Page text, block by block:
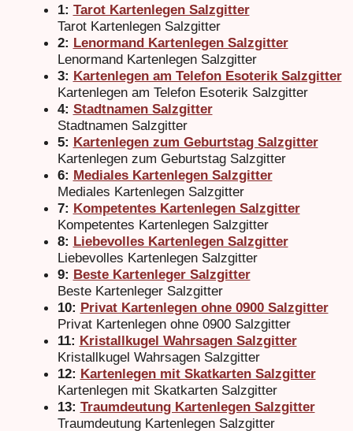
1: Tarot Kartenlegen Salzgitter
Tarot Kartenlegen Salzgitter
2: Lenormand Kartenlegen Salzgitter
Lenormand Kartenlegen Salzgitter
3: Kartenlegen am Telefon Esoterik Salzgitter
Kartenlegen am Telefon Esoterik Salzgitter
4: Stadtnamen Salzgitter
Stadtnamen Salzgitter
5: Kartenlegen zum Geburtstag Salzgitter
Kartenlegen zum Geburtstag Salzgitter
6: Mediales Kartenlegen Salzgitter
Mediales Kartenlegen Salzgitter
7: Kompetentes Kartenlegen Salzgitter
Kompetentes Kartenlegen Salzgitter
8: Liebevolles Kartenlegen Salzgitter
Liebevolles Kartenlegen Salzgitter
9: Beste Kartenleger Salzgitter
Beste Kartenleger Salzgitter
10: Privat Kartenlegen ohne 0900 Salzgitter
Privat Kartenlegen ohne 0900 Salzgitter
11: Kristallkugel Wahrsagen Salzgitter
Kristallkugel Wahrsagen Salzgitter
12: Kartenlegen mit Skatkarten Salzgitter
Kartenlegen mit Skatkarten Salzgitter
13: Traumdeutung Kartenlegen Salzgitter
Traumdeutung Kartenlegen Salzgitter